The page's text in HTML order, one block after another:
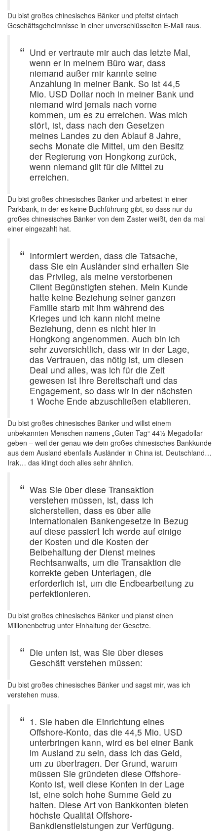
Du bist großes chinesisches Bänker und pfeifst einfach
Geschäftsgeheimnisse in einer unverschlüsselten E-Mail raus.
Und er vertraute mir auch das letzte Mal,
wenn er in meinem Büro war, dass
niemand außer mir kannte seine
Anzahlung in meiner Bank. So ist 44,5
Mio. USD Dollar noch in meiner Bank und
niemand wird jemals nach vorne
kommen, um es zu erreichen. Was mich
stört, ist, dass nach den Gesetzen
meines Landes zu den Ablauf 8 Jahre,
sechs Monate die Mittel, um den Besitz
der Regierung von Hongkong zurück,
wenn niemand gilt für die Mittel zu
erreichen.
Du bist großes chinesisches Bänker und arbeitest in einer
Parkbank, in der es keine Buchführung gibt, so dass nur du
großes chinesisches Bänker von dem Zaster weißt, den da mal
einer eingezahlt hat.
Informiert werden, dass die Tatsache,
dass Sie ein Ausländer sind erhalten Sie
das Privileg, als meine verstorbenen
Client Begünstigten stehen. Mein Kunde
hatte keine Beziehung seiner ganzen
Familie starb mit ihm während des
Krieges und ich kann nicht meine
Beziehung, denn es nicht hier in
Hongkong angenommen. Auch bin ich
sehr zuversichtlich, dass wir in der Lage,
das Vertrauen, das nötig ist, um diesen
Deal und alles, was ich für die Zeit
gewesen ist Ihre Bereitschaft und das
Engagement, so dass wir in der nächsten
1 Woche Ende abzuschließen etablieren.
Du bist großes chinesisches Bänker und willst einem
unbekannten Menschen namens „Guten Tag“ 44½ Megadollar
geben – weil der genau wie dein großes chinesisches Bankkunde
aus dem Ausland ebenfalls Ausländer in China ist. Deutschland…
Irak… das klingt doch alles sehr ähnlich.
Was Sie über diese Transaktion
verstehen müssen, ist, dass ich
sicherstellen, dass es über alle
internationalen Bankengesetze in Bezug
auf diese passiert Ich werde auf einige
der Kosten und die Kosten der
Beibehaltung der Dienst meines
Rechtsanwalts, um die Transaktion die
korrekte geben Unterlagen, die
erforderlich ist, um die Endbearbeitung zu
perfektionieren.
Du bist großes chinesisches Bänker und planst einen
Millionenbetrug unter Einhaltung der Gesetze.
Die unten ist, was Sie über dieses
Geschäft verstehen müssen:
Du bist großes chinesisches Bänker und sagst mir, was ich
verstehen muss.
1. Sie haben die Einrichtung eines
Offshore-Konto, das die 44,5 Mio. USD
unterbringen kann, wird es bei einer Bank
im Ausland zu sein, dass ich das Geld,
um zu übertragen. Der Grund, warum
müssen Sie gründeten diese Offshore-
Konto ist, weil diese Konten in der Lage
ist, eine solch hohe Summe Geld zu
halten. Diese Art von Bankkonten bieten
höchste Qualität Offshore-
Bankdienstleistungen zur Verfügung.